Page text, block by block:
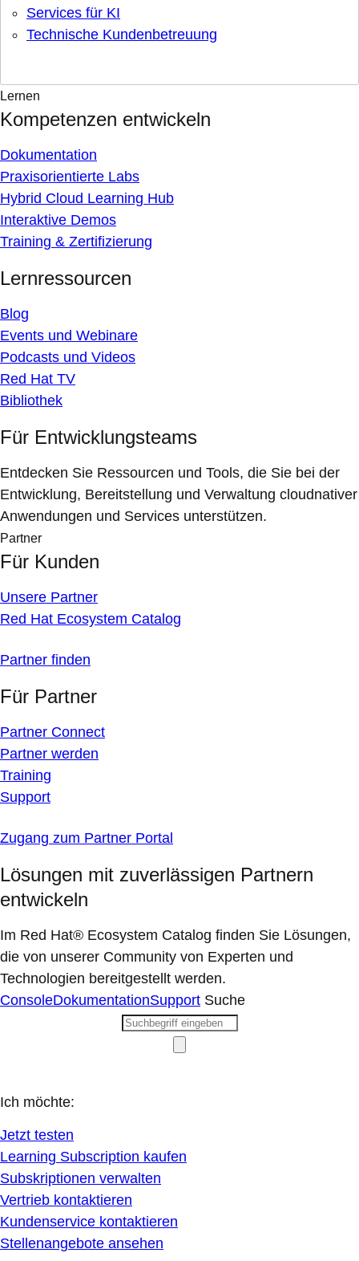
Services für KI
Technische Kundenbetreuung
Lernen
Kompetenzen entwickeln
Dokumentation
Praxisorientierte Labs
Hybrid Cloud Learning Hub
Interaktive Demos
Training & Zertifizierung
Lernressourcen
Blog
Events und Webinare
Podcasts und Videos
Red Hat TV
Bibliothek
Für Entwicklungsteams
Entdecken Sie Ressourcen und Tools, die Sie bei der
Entwicklung, Bereitstellung und Verwaltung cloudnativer
Anwendungen und Services unterstützen.
Partner
Für Kunden
Unsere Partner
Red Hat Ecosystem Catalog
Partner finden
Für Partner
Partner Connect
Partner werden
Training
Support
Zugang zum Partner Portal
Lösungen mit zuverlässigen Partnern
entwickeln
Im Red Hat® Ecosystem Catalog finden Sie Lösungen,
die von unserer Community von Experten und
Technologien bereitgestellt werden.
ConsoleDokumentationSupport Suche
Ich möchte:
Jetzt testen
Learning Subscription kaufen
Subskriptionen verwalten
Vertrieb kontaktieren
Kundenservice kontaktieren
Stellenangebote ansehen